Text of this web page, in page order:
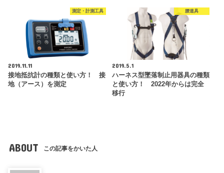
測定・計測工具
2019.11.11
接地抵抗計の種類と使い方！ 接
地（アース）を測定
腰道具
2019.5.1
ハーネス型墜落制止用器具の種類
と使い方！ 2022年からは完全
移行
ABOUT この記事をかいた人